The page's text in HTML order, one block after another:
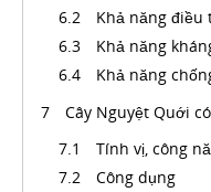
Khả năng điều
Khả năng
Khả năng
Cây Nguyệt Quới
Tính vị, công
Công dụng